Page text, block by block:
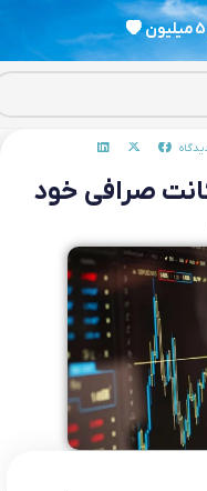
💗
صرافی خود